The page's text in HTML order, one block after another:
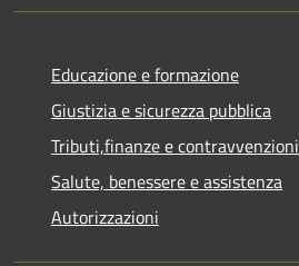
Educazione e formazione
Giustizia e sicurezza pubblica
Tributi,finanze e contravvenzioni
Salute, benessere e assistenza
Autorizzazioni